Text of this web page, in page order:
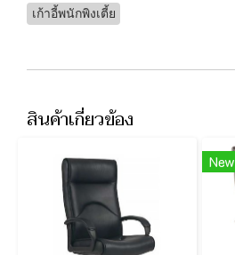
เก้าอี้พนักพิงเตี้ย
สินค้าเกี่ยวข้อง
New